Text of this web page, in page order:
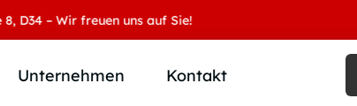
– Wir freuen uns auf Sie!
Unternehmen Kontakt